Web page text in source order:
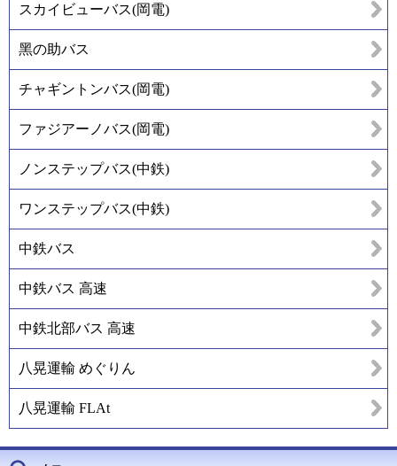
スカイビューバス(岡電)
黑の助バス
チャギントンバス(岡電)
ファジアーノバス(岡電)
ノンステップバス(中鉄)
ワンステップバス(中鉄)
中鉄バス
中鉄バス 高速
中鉄北部バス 高速
八晃運輸 めぐりん
八晃運輸 FLAt